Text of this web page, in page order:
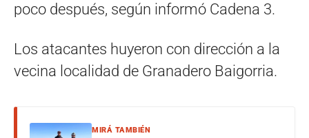
poco después, según informó Cadena 3.
Los atacantes huyeron con dirección a la
vecina localidad de Granadero Baigorria.
MIRÁ TAMBIÉN